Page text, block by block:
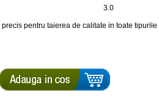
3.0
precis pentru taierea de calitate in toate tipurile